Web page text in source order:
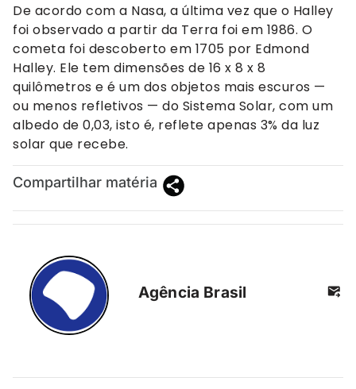
De acordo com a Nasa, a última vez que o Halley
foi observado a partir da Terra foi em 1986. O
cometa foi descoberto em 1705 por Edmond
Halley. Ele tem dimensões de 16 x 8 x 8
quilômetros e é um dos objetos mais escuros —
ou menos refletivos — do Sistema Solar, com um
albedo de 0,03, isto é, reflete apenas 3% da luz
solar que recebe.
Compartilhar matéria
Agência Brasil